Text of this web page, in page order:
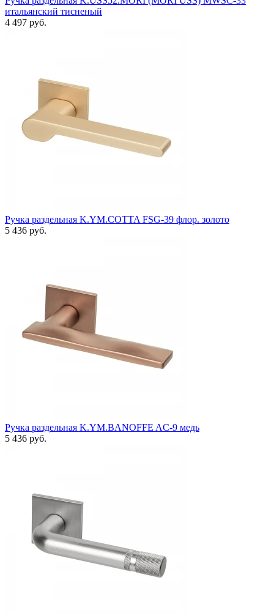
итальянский тисненый
4 497 руб.
Ручка раздельная K.YM.COTTA FSG-39 флор. золото
5 436 руб.
Ручка раздельная K.YM.BANOFFE AC-9 медь
5 436 руб.